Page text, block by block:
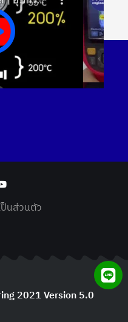
นส่วนตัว
2021 Version 5.0